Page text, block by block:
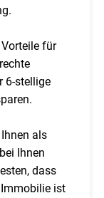
für
6-stellige
als
Ihnen
dass
ist